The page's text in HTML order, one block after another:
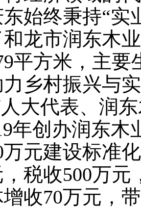
始终秉持“
龙市润东木
平方米，主
乡村振兴与
大代表、润
年创办润东
万元建设标准
，税收500万
收70万元，